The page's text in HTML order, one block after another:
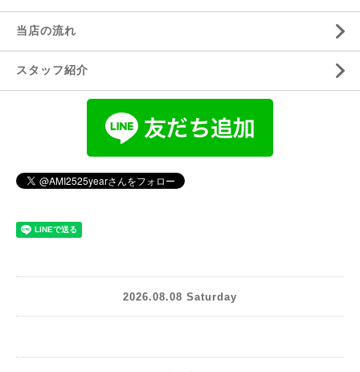
当店の流れ
スタッフ紹介
2026.08.08 Saturday